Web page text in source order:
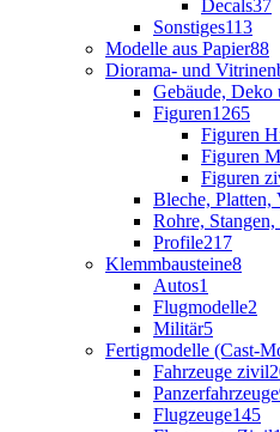
Decals37
Sonstiges113
Modelle aus Papier88
Diorama- und
Gebäude, Deko
Figuren1265
Figuren
Figuren
Figuren
Bleche, Platten,
Rohre,
Profile217
Klemmbausteine8
Autos1
Flugmodelle2
Militär5
Fertigmodelle (Cast-
Fahrzeuge zivil
Panzerfahrzeuge
Flugzeuge145